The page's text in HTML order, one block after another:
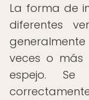
La forma de
diferentes
veces o más
espejo.